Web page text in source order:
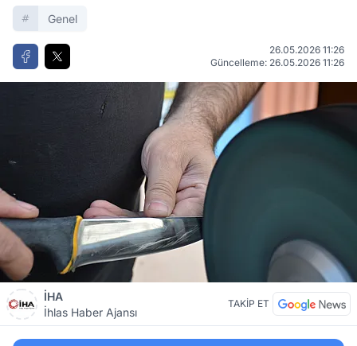
Genel
26.05.2026 11:26
Güncelleme: 26.05.2026 11:26
İHA
İhlas Haber Ajansı
TAKİP ET